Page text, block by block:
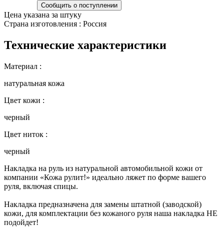
Сообщить о поступлении
Цена указана за штуку
Страна изготовления : Россия
Технические характеристики
Материал :
натуральная кожа
Цвет кожи :
черный
Цвет ниток :
черный
Накладка на руль из натуральной автомобильной кожи от
компании «Кожа рулит!» идеально ляжет по форме вашего
руля, включая спицы.
Накладка предназначена для замены штатной (заводской)
кожи, для комплектации без кожаного руля наша накладка НЕ
подойдет!